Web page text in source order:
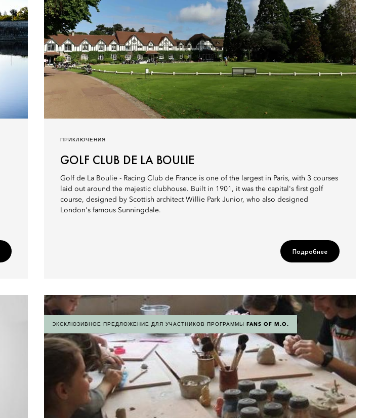
ПРИКЛЮЧЕНИЯ
GOLF CLUB DE LA BOULIE
Golf de La Boulie - Racing Club de France is one of the largest in Paris, with 3 courses
laid out around the majestic clubhouse. Built in 1901, it was the capital's first golf
course, designed by Scottish architect Willie Park Junior, who also designed
London's famous Sunningdale.
Подробнее
ЭКСКЛЮЗИВНОЕ ПРЕДЛОЖЕНИЕ ДЛЯ УЧАСТНИКОВ ПРОГРАММЫ FANS OF M.O.